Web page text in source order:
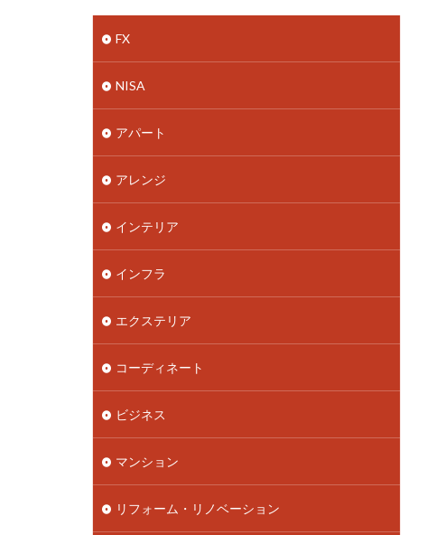
FX
NISA
アパート
アレンジ
インテリア
インフラ
エクステリア
コーディネート
ビジネス
マンション
リフォーム・リノベーション